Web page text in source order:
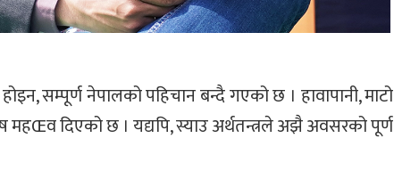
सम्पूर्ण नेपालको पहिचान बन्दै गएको छ । हावापानी, माटो
दिएको छ । यद्यपि, स्याउ अर्थतन्त्रले अझै अवसरको पूर्ण